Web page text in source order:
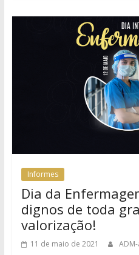
Informes
Dia da
dignos de toda
valorização!
11 de maio de 2021